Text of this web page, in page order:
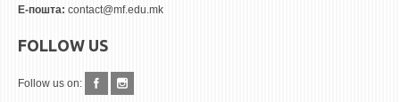
Е-пошта: contact@mf.edu.mk
FOLLOW US
Follow us on: